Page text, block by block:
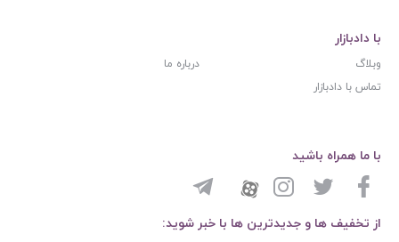
با دادبازار
وبلاگ
درباره ما
تماس با دادبازار
از تخفیف ها و جدیدترین ها با خبر شوید:
با ما همراه باشید